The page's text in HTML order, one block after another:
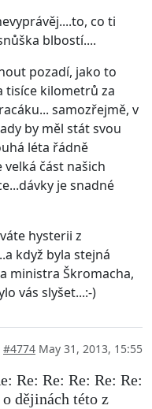
co ti
blbostí....
pozadí, jako to
tisíce kilometrů za
samozřejmě, v
by měl stát svou
léta řádně
část našich
je snadné
hysterii z
když byla stejná
ministra Škromacha,
vás slyšet...:-)
#4774 May 31, 2013, 15:55
Re: Re: Re: Re: Re:
dějinách této z